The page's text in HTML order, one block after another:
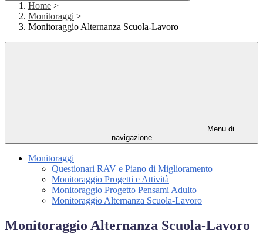
Home >
Monitoraggi >
Monitoraggio Alternanza Scuola-Lavoro
Menu di
navigazione
Monitoraggi
Questionari RAV e Piano di Miglioramento
Monitoraggio Progetti e Attività
Monitoraggio Progetto Pensami Adulto
Monitoraggio Alternanza Scuola-Lavoro
Monitoraggio Alternanza Scuola-Lavoro